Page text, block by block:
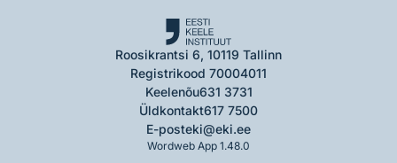
Roosikrantsi 6, 10119 Tallinn
Registrikood 70004011
Keelenõu631 3731
Üldkontakt617 7500
E-posteki@eki.ee
Wordweb App 1.48.0